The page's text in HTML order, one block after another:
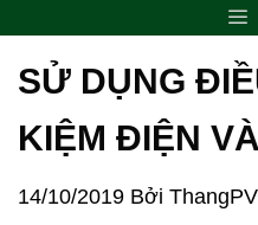
SỬ DỤNG
KIỆM ĐIỆN
14/10/2019 Bởi ThangPV